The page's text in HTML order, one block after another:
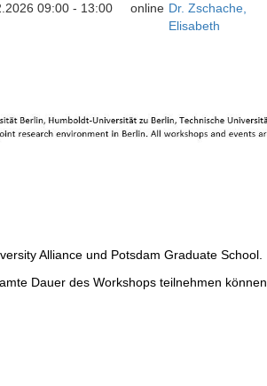
09:00 - 13:00
online Dr. Zschache,
Elisabeth
Alliance und Potsdam Graduate School.
Dauer des Workshops teilnehmen können,